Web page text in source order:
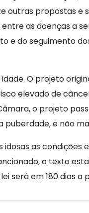
outras propostas
as doenças a
e do seguimento
O projeto
elevado de
o projeto
e não
as condições
o texto
será em 180 dias